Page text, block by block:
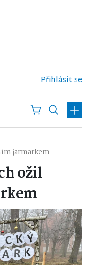
Přihlásit se
jarmarkem
ožil